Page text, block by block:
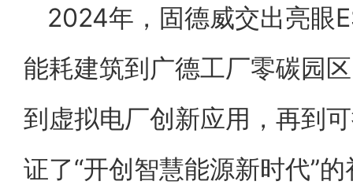
2024年，固德威交出亮眼
能耗建筑到广德工厂零碳园
到虚拟电厂创新应用，再到
证了“开创智慧能源新时代”